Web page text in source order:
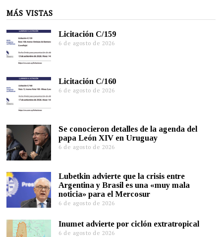
MÁS VISTAS
Licitación C/159
6 de agosto de 2026
Licitación C/160
6 de agosto de 2026
Se conocieron detalles de la agenda del
papa León XIV en Uruguay
6 de agosto de 2026
Lubetkin advierte que la crisis entre
Argentina y Brasil es una «muy mala
noticia» para el Mercosur
6 de agosto de 2026
Inumet advierte por ciclón extratropical
6 de agosto de 2026